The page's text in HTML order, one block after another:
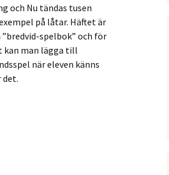
och Nu tändas tusen
på låtar. Häftet är
spelbok” och för
kan man lägga till
när eleven känns
det.